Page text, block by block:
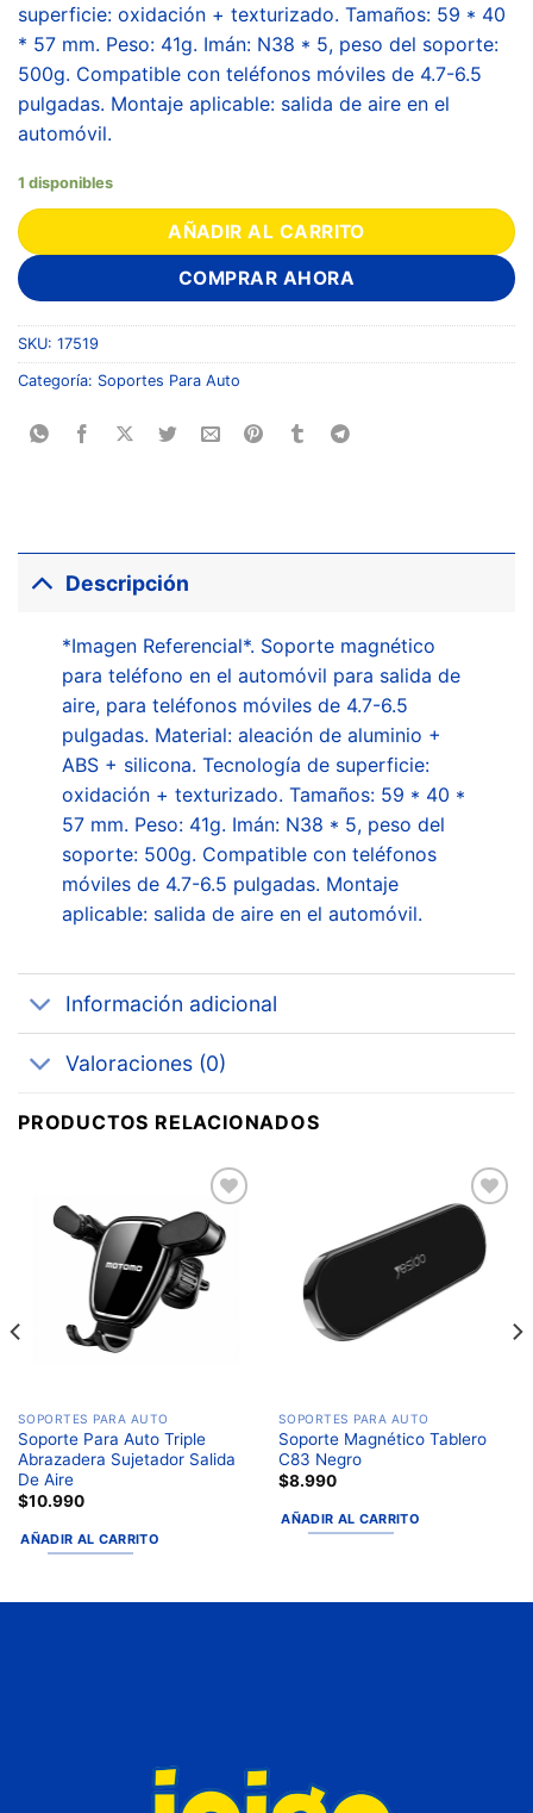
superficie: oxidación + texturizado. Tamaños: 59 * 40
* 57 mm. Peso: 41g. Imán: N38 * 5, peso del soporte:
500g. Compatible con teléfonos móviles de 4.7-6.5
pulgadas. Montaje aplicable: salida de aire en el
automóvil.
1 disponibles
AÑADIR AL CARRITO
COMPRAR AHORA
SKU: 17519
Categoría: Soportes Para Auto
Descripción
*Imagen Referencial*. Soporte magnético
para teléfono en el automóvil para salida de
aire, para teléfonos móviles de 4.7-6.5
pulgadas. Material: aleación de aluminio +
ABS + silicona. Tecnología de superficie:
oxidación + texturizado. Tamaños: 59 * 40 *
57 mm. Peso: 41g. Imán: N38 * 5, peso del
soporte: 500g. Compatible con teléfonos
móviles de 4.7-6.5 pulgadas. Montaje
aplicable: salida de aire en el automóvil.
Información adicional
Valoraciones (0)
PRODUCTOS RELACIONADOS
Añadir
a la
lista de
deseos
SOPORTES PARA AUTO
Soporte Para Auto Triple
Abrazadera Sujetador Salida
De Aire
$10.990
AÑADIR AL CARRITO
Añadir
a la
lista de
deseos
SOPORTES PARA AUTO
Soporte Magnético Tablero
C83 Negro
$8.990
AÑADIR AL CARRITO